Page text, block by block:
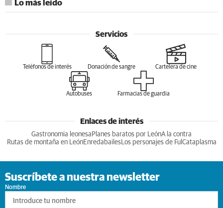
Lo más leído
Servicios
Teléfonos de interés Donación de sangre Cartelera de cine
Autobuses Farmacias de guardia
Enlaces de interés
Gastronomia leonesa Planes baratos por LeónA la contra
Rutas de montaña en LeónEnredabailesLos personajes de Ful Cataplasma
Suscríbete a nuestra newsletter
Nombre